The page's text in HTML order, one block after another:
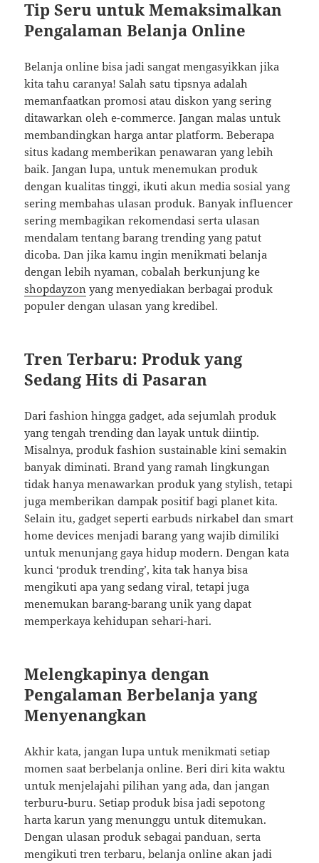
Tip Seru untuk Memaksimalkan
Pengalaman Belanja Online
Belanja online bisa jadi sangat mengasyikkan jika
kita tahu caranya! Salah satu tipsnya adalah
memanfaatkan promosi atau diskon yang sering
ditawarkan oleh e-commerce. Jangan malas untuk
membandingkan harga antar platform. Beberapa
situs kadang memberikan penawaran yang lebih
baik. Jangan lupa, untuk menemukan produk
dengan kualitas tinggi, ikuti akun media sosial yang
sering membahas ulasan produk. Banyak influencer
sering membagikan rekomendasi serta ulasan
mendalam tentang barang trending yang patut
dicoba. Dan jika kamu ingin menikmati belanja
dengan lebih nyaman, cobalah berkunjung ke
shopdayzon yang menyediakan berbagai produk
populer dengan ulasan yang kredibel.
Tren Terbaru: Produk yang
Sedang Hits di Pasaran
Dari fashion hingga gadget, ada sejumlah produk
yang tengah trending dan layak untuk diintip.
Misalnya, produk fashion sustainable kini semakin
banyak diminati. Brand yang ramah lingkungan
tidak hanya menawarkan produk yang stylish, tetapi
juga memberikan dampak positif bagi planet kita.
Selain itu, gadget seperti earbuds nirkabel dan smart
home devices menjadi barang yang wajib dimiliki
untuk menunjang gaya hidup modern. Dengan kata
kunci ‘produk trending’, kita tak hanya bisa
mengikuti apa yang sedang viral, tetapi juga
menemukan barang-barang unik yang dapat
memperkaya kehidupan sehari-hari.
Melengkapinya dengan
Pengalaman Berbelanja yang
Menyenangkan
Akhir kata, jangan lupa untuk menikmati setiap
momen saat berbelanja online. Beri diri kita waktu
untuk menjelajahi pilihan yang ada, dan jangan
terburu-buru. Setiap produk bisa jadi sepotong
harta karun yang menunggu untuk ditemukan.
Dengan ulasan produk sebagai panduan, serta
mengikuti tren terbaru, belanja online akan jadi